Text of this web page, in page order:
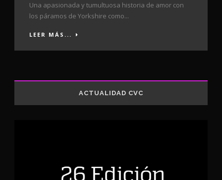
Una apasionada y tumultuosa historia de amor con
los páramos de Yorkshire como...
LEER MÁS...
ACTUALIDAD CVC